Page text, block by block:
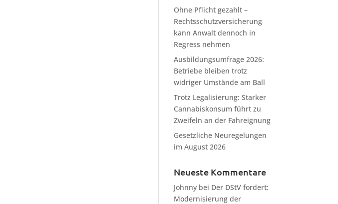
Ohne Pflicht gezahlt –
Rechtsschutzversicherung
kann Anwalt dennoch in
Regress nehmen
Ausbildungsumfrage 2026:
Betriebe bleiben trotz
widriger Umstände am Ball
Trotz Legalisierung: Starker
Cannabiskonsum führt zu
Zweifeln an der Fahreignung
Gesetzliche Neuregelungen
im August 2026
Neueste Kommentare
Johnny bei Der DStV fordert:
Modernisierung der